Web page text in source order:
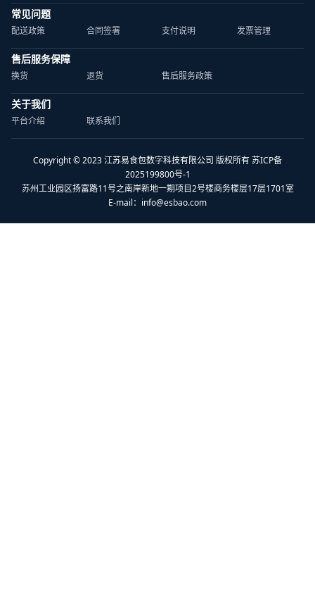
常见问题
配送政策 合同签署 支付说明 发票管理
售后服务保障
换货 退货 售后服务政策
关于我们
平台介绍 联系我们
Copyright © 2023 江苏易食包数字科技有限公司 版权所有 苏ICP备
2025199800号-1
苏州工业园区扬富路11号之南岸新地一期项目2号楼商务楼层17层1701室
E-mail： info@esbao.com